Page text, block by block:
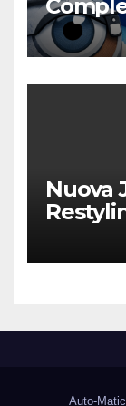
Nuova
Fedele
Auto-Matic